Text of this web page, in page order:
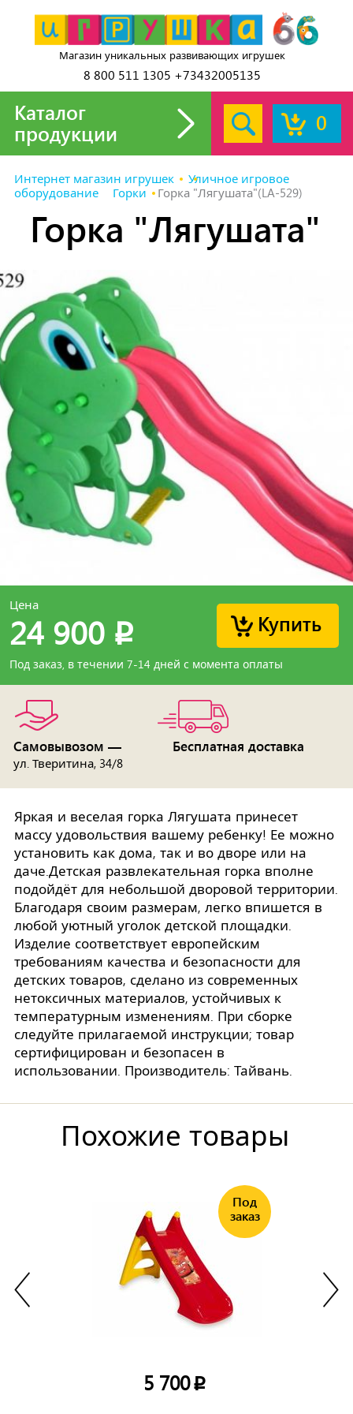
Магазин уникальных развивающих игрушек
8 800 511 1305 +73432005135
0
Каталог
продукции
Интернет магазин игрушек
Уличное игровое
оборудование
Горки Горка "Лягушата"(LA-529)
Горка "Лягушата"
Купить
Цена
24 900 p
Под заказ, в течении 7-14 дней с момента оплаты
Самовывозом —
ул. Тверитина, 34/8
Бесплатная доставка
Яркая и веселая горка Лягушата принесет
массу удовольствия вашему ребенку! Ее можно
установить как дома, так и во дворе или на
даче.Детская развлекательная горка вполне
подойдёт для небольшой дворовой территории.
Благодаря своим размерам, легко впишется в
любой уютный уголок детской площадки.
Изделие соответствует европейским
требованиям качества и безопасности для
детских товаров, сделано из современных
нетоксичных материалов, устойчивых к
температурным изменениям. При сборке
следуйте прилагаемой инструкции; товар
сертифицирован и безопасен в
использовании. Производитель: Тайвань.
Похожие товары
5 700p